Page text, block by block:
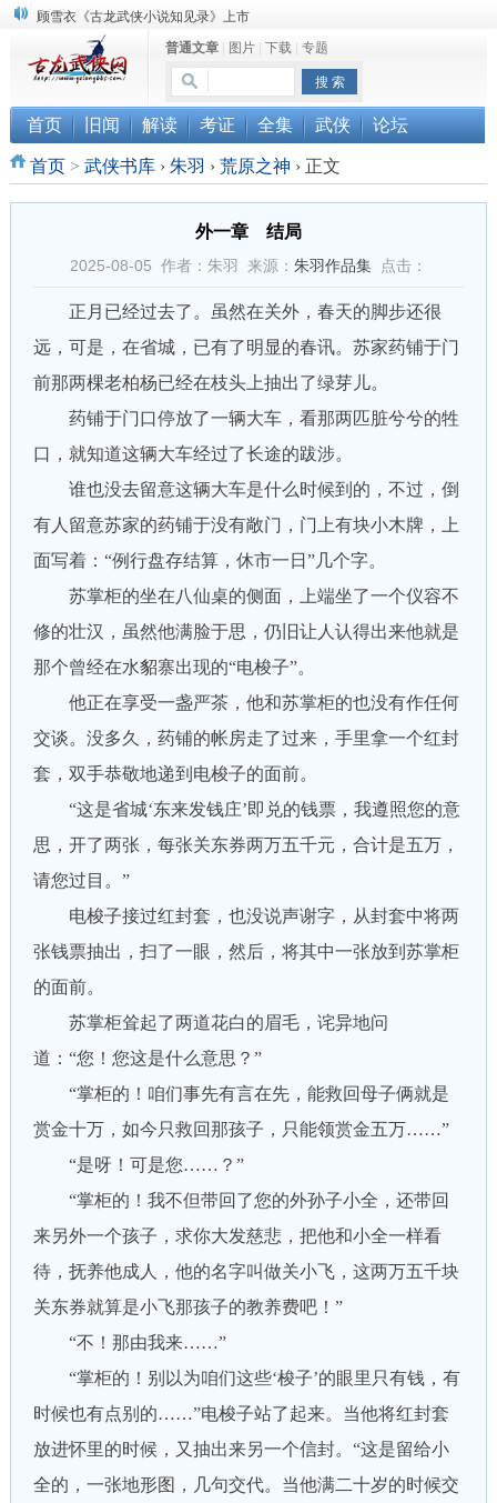
顾雪衣《古龙武侠小说知见录》上市
“武侠书库”查缺补漏活动圆满结束
《古龙小说原貌探究》修订版已上市
普通文章| 图片| 下载| 专题
首页 旧闻 解读 考证 全集 武侠 论坛
首页> 武侠书库 › 朱羽 › 荒原之神 ›正文
外一章 结局
2025-08-05 作者：朱羽 来源： 朱羽作品集点击：
正月已经过去了。虽然在关外，春天的脚步还很
远，可是，在省城，已有了明显的春讯。苏家药铺于门
前那两棵老柏杨已经在枝头上抽出了绿芽儿。
药铺于门口停放了一辆大车，看那两匹脏兮兮的牲
口，就知道这辆大车经过了长途的跋涉。
谁也没去留意这辆大车是什么时候到的，不过，倒
有人留意苏家的药铺于没有敞门，门上有块小木牌，上
面写着：“例行盘存结算，休市一日”几个字。
苏掌柜的坐在八仙桌的侧面，上端坐了一个仪容不
修的壮汉，虽然他满脸于思，仍旧让人认得出来他就是
那个曾经在水貂寨出现的“电梭子”。
他正在享受一盏严茶，他和苏掌柜的也没有作任何
交谈。没多久，药铺的帐房走了过来，手里拿一个红封
套，双手恭敬地递到电梭子的面前。
“这是省城‘东来发钱庄’即兑的钱票，我遵照您的意
思，开了两张，每张关东券两万五千元，合计是五万，
请您过目。”
电梭子接过红封套，也没说声谢字，从封套中将两
张钱票抽出，扫了一眼，然后，将其中一张放到苏掌柜
的面前。
苏掌柜耸起了两道花白的眉毛，诧异地问
道：“您！您这是什么意思？”
“掌柜的！咱们事先有言在先，能救回母子俩就是
赏金十万，如今只救回那孩子，只能领赏金五万……”
“是呀！可是您……？”
“掌柜的！我不但带回了您的外孙子小全，还带回
来另外一个孩子，求你大发慈悲，把他和小全一样看
待，抚养他成人，他的名字叫做关小飞，这两万五千块
关东券就算是小飞那孩子的教养费吧！”
“不！那由我来……”
“掌柜的！别以为咱们这些‘梭子’的眼里只有钱，有
时候也有点别的……”电梭子站了起来。当他将红封套
放进怀里的时候，又抽出来另一个信封。“这是留给小
全的，一张地形图，几句交代。当他满二十岁的时候交